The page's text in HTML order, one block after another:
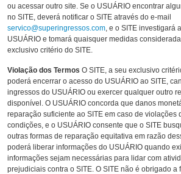
ou acessar outro site. Se o USUÁRIO encontrar
no SITE, deverá notificar o SITE através do e-mail
servico@superingressos.com, e o SITE investigará
USUÁRIO e tomará quaisquer medidas
exclusivo critério do SITE.
Violação dos Termos O SITE, a seu exclusivo
poderá encerrar o acesso do USUÁRIO ao SITE,
ingressos do USUÁRIO ou exercer qualquer outro
disponível. O USUÁRIO concorda que danos
reparação suficiente ao SITE em caso de violações
condições, e o USUÁRIO consente que o SITE
outras formas de reparação equitativa em razão
poderá liberar informações do USUÁRIO quando
informações sejam necessárias para lidar com
prejudiciais contra o SITE. O SITE não é obrigado a